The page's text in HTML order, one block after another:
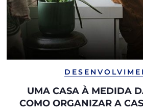
UMA CASA À MEDIDA
COMO ORGANIZAR A